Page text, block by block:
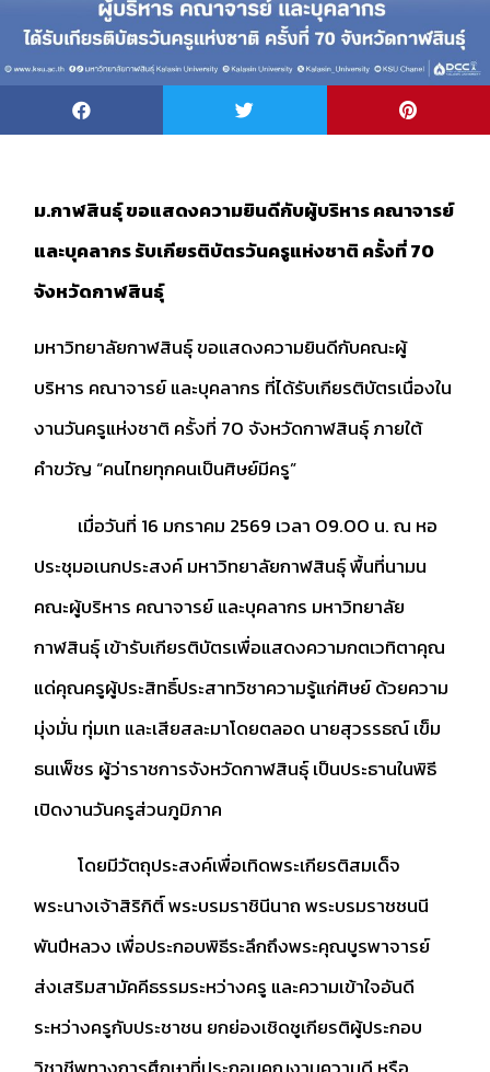
ม.กาฬสินธุ์ ขอแสดงความยินดีกับผู้บริหาร คณาจารย์
และบุคลากร รับเกียรติบัตรวันครูแห่งชาติ ครั้งที่ 70
จังหวัดกาฬสินธุ์
มหาวิทยาลัยกาฬสินธุ์ ขอแสดงความยินดีกับคณะผู้
บริหาร คณาจารย์ และบุคลากร ที่ได้รับเกียรติบัตรเนื่องใน
งานวันครูแห่งชาติ ครั้งที่ 70 จังหวัดกาฬสินธุ์ ภายใต้
คำขวัญ “คนไทยทุกคนเป็นศิษย์มีครู”
เมื่อวันที่ 16 มกราคม 2569 เวลา 09.00 น. ณ หอ
ประชุมอเนกประสงค์ มหาวิทยาลัยกาฬสินธุ์ พื้นที่นามน
คณะผู้บริหาร คณาจารย์ และบุคลากร มหาวิทยาลัย
กาฬสินธุ์ เข้ารับเกียรติบัตรเพื่อแสดงความกตเวทิตาคุณ
แด่คุณครูผู้ประสิทธิ์ประสาทวิชาความรู้แก่ศิษย์ ด้วยความ
มุ่งมั่น ทุ่มเท และเสียสละมาโดยตลอด นายสุวรรธณ์ เข็ม
ธนเพ็ชร ผู้ว่าราชการจังหวัดกาฬสินธุ์ เป็นประธานในพิธี
เปิดงานวันครูส่วนภูมิภาค
โดยมีวัตถุประสงค์เพื่อเทิดพระเกียรติสมเด็จ
พระนางเจ้าสิริกิติ์ พระบรมราชินีนาถ พระบรมราชชนนี
พันปีหลวง เพื่อประกอบพิธีระลึกถึงพระคุณบูรพาจารย์
ส่งเสริมสามัคคีธรรมระหว่างครู และความเข้าใจอันดี
ระหว่างครูกับประชาชน ยกย่องเชิดชูเกียรติผู้ประกอบ